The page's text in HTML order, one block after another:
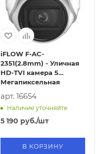
iFLOW F-AC-
2351(2.8mm) - Уличная
HD-TVI камера 5
Мегапиксельная
арт. 16654
Наличие уточняйте
5 190 руб./шт
В КОРЗИНУ